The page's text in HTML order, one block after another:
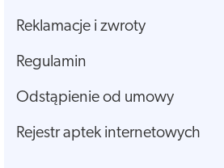
Reklamacje i zwroty
Regulamin
Odstąpienie od umowy
Rejestr aptek internetowych